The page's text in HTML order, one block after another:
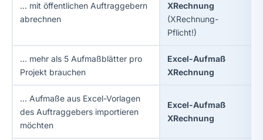
… mit öffentlichen Auftraggebern
abrechnen
XRechnung
(XRechnung-
Pflicht!)
… mehr als 5 Aufmaßblätter pro
Projekt brauchen
Excel-Aufmaß
XRechnung
… Aufmaße aus Excel-Vorlagen
des Auftraggebers importieren
möchten
Excel-Aufmaß
XRechnung